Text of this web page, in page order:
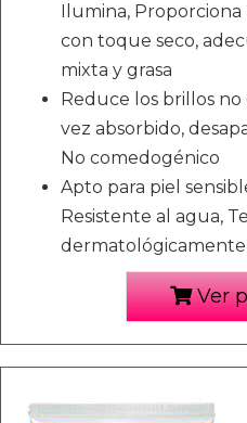
Ilumina,
con toque seco,
mixta y grasa
Reduce los brillos
vez absorbido,
No comedogénico
Apto para piel
Resistente al agua,
dermatológicamente
Ver